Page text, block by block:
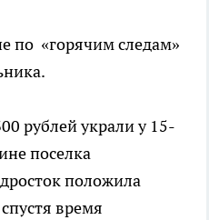
по «горячим следам»
рублей украли у 15-
поселка
положила
время